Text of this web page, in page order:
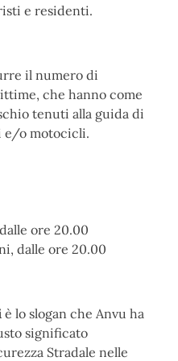
e residenti.
il numero di
che hanno come
tenuti alla guida di
e/o motocicli.
ore 20.00
dalle ore 20.00
è lo slogan che Anvu ha
significato
Stradale nelle